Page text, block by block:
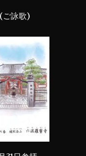
詠歌)